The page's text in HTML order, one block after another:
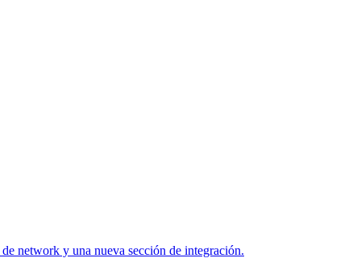
network y una nueva sección de integración.